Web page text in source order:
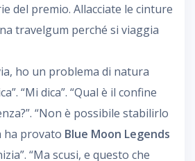
del premio. Allacciate le cinture
travelgum perché si viaggia
ho un problema di natura
“Mi dica”. “Qual è il confine
“Non è possibile stabilirlo
ha provato Blue Moon Legends
“Ma scusi, e questo che